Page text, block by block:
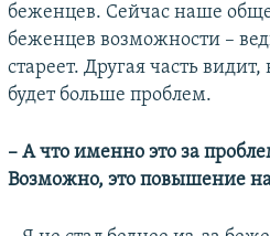
беженцев. Сейчас наше
беженцев возможности –
стареет. Другая часть
будет больше проблем.
– А что именно это за
Возможно, это повышение